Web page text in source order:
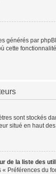
générés par
cette
sont stockés
situé en haut
de la liste des
Préférences du